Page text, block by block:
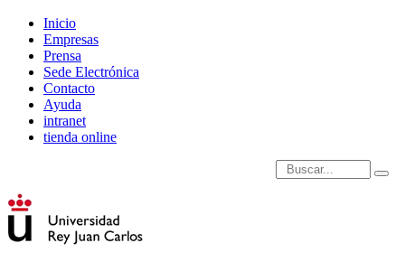
Inicio
Empresas
Prensa
Sede Electrónica
Contacto
Ayuda
intranet
tienda online
Introduce términos de